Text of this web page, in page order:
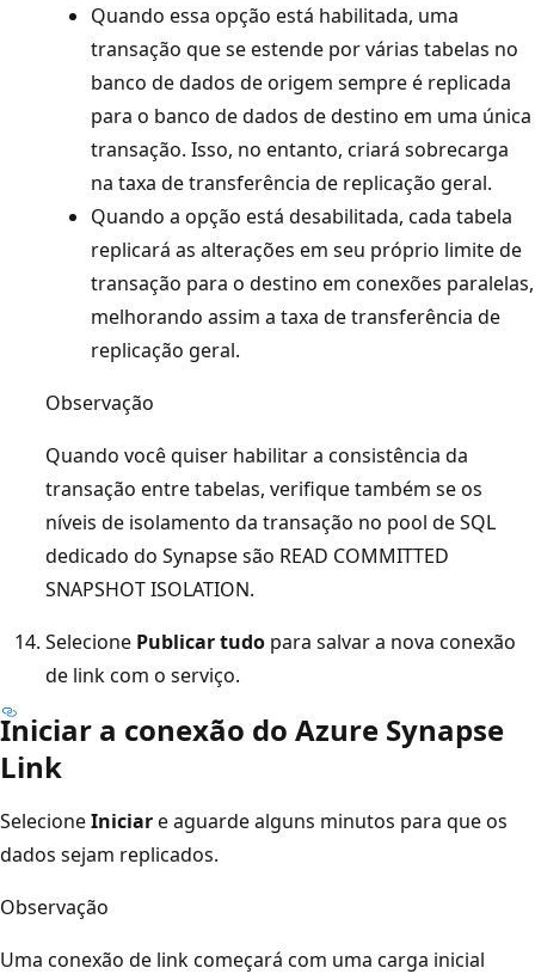
Quando essa opção está habilitada, uma
transação que se estende por várias tabelas no
banco de dados de origem sempre é replicada
para o banco de dados de destino em uma única
transação. Isso, no entanto, criará sobrecarga
na taxa de transferência de replicação geral.
Quando a opção está desabilitada, cada tabela
replicará as alterações em seu próprio limite de
transação para o destino em conexões paralelas,
melhorando assim a taxa de transferência de
replicação geral.
Observação
Quando você quiser habilitar a consistência da
transação entre tabelas, verifique também se os
níveis de isolamento da transação no pool de SQL
dedicado do Synapse são READ COMMITTED
SNAPSHOT ISOLATION.
Selecione Publicar tudo para salvar a nova conexão
de link com o serviço.
Iniciar a conexão do Azure Synapse
Link
SelecioneIniciare aguarde alguns minutos para que os
dados sejam replicados.
Observação
Uma conexão de link começará com uma carga inicial